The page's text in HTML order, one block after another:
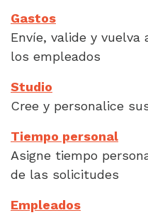
Gastos
Envíe, valide y
los empleados
Studio
Cree y personalice
Tiempo personal
Asigne tiempo
de las solicitudes
Empleados